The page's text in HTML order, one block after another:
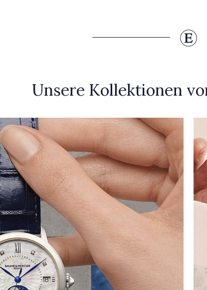
Unsere Kollektionen